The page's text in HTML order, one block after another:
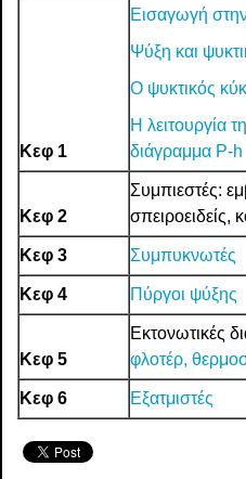
Κεφ 1
Εισαγωγή
Ψύξη και
Ο ψυκτικός
Η λειτουργία
διάγραμμα P-h
Κεφ 2
Συμπιεστές:
σπειροειδείς,
Κεφ 3 Συμπυκνωτές
Κεφ 4 Πύργοι ψύξης
Κεφ 5
Εκτονωτικές
φλοτέρ,
Κεφ 6 Εξατμιστές